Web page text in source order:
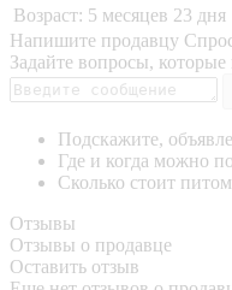
Возраст: 5 месяцев 23 дня
Напишите продавцу
Задайте вопросы, которые
Подскажите,
Где и когда можно
Сколько стоит
Отзывы
Отзывы о продавце
Оставить отзыв